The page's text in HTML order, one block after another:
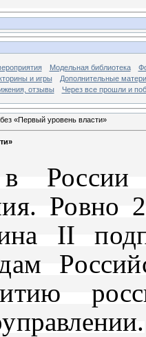
Модельная библиотека
и игры
Дополнительные
отзывы
Через все прошли и
«Первый уровень власти»
России
Ровно
II